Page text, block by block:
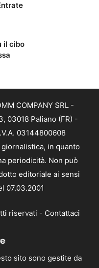
il cibo
COMPANY SRL -
03018 Paliano (FR) -
03144800608
in quanto
periodicità. Non può
editoriale ai sensi
07.03.2001
riservati - Contattaci
sito sono gestite da